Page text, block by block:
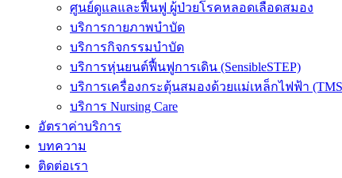
ศูนย์ดูแลและฟื้นฟู ผู้ป่วยโรคหลอดเลือดสมอง
บริการกายภาพบำบัด
บริการกิจกรรมบำบัด
บริการหุ่นยนต์ฟื้นฟูการเดิน (SensibleSTEP)
บริการเครื่องกระตุ้นสมองด้วยแม่เหล็กไฟฟ้า
บริการ Nursing Care
อัตราค่าบริการ
บทความ
ติดต่อเรา